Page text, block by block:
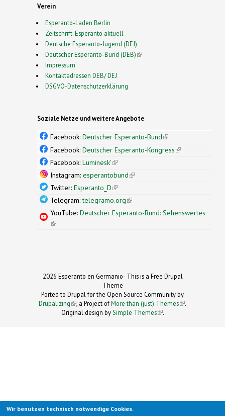
Verein
Esperanto-Laden Berlin
Zeitschrift: Esperanto aktuell
Deutsche Esperanto-Jugend (DEJ)
Deutscher Esperanto-Bund (DEB)(link is external)
Impressum
Kontaktadressen DEB/ DEJ
DSGVO-Datenschutzerklärung
Soziale Netze und weitere Angebote
Facebook: Deutscher Esperanto-Bund(link is
external)
Facebook: Deutscher Esperanto-Kongress(link is
Facebook: Luminesk'(link is external)
Instagram: esperantobund(link is external)
Twitter: Esperanto_D(link is external)
Telegram:telegramo.org(link is external)
YouTube: Deutscher Esperanto-Bund: Sehenswertes
(link is external)
2026 Esperanto en Germanio- This is a Free Drupal
Theme
Ported to Drupal for the Open Source Community by
Drupalizing(link is external)
, a Project ofMore than (just) Themes (link is
.
Original design by Simple Themes
(link is
.
Wir benutzen technisch notwendige Cookies.